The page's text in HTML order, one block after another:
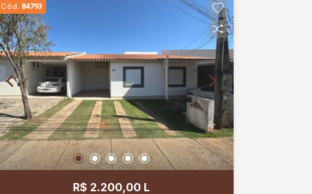
Incluso no valor do aluguel.
Cód. 84793
R$ 2.200,00 L